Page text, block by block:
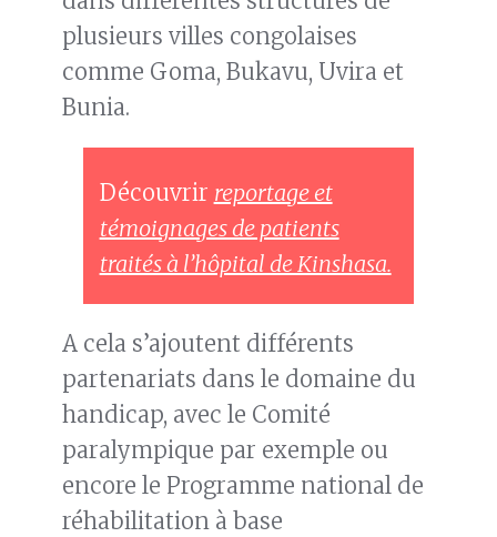
plusieurs villes congolaises
comme Goma, Bukavu, Uvira et
Bunia.
Découvrir reportage et
témoignages de patients
traités à l’hôpital de Kinshasa.
A cela s’ajoutent différents
partenariats dans le domaine du
handicap, avec le Comité
paralympique par exemple ou
encore le Programme national de
réhabilitation à base